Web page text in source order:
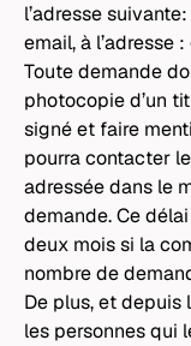
l’adresse
email, à l’adresse :
Toute demande
photocopie d’un
signé et faire
pourra contacter
adressée dans le
demande. Ce
deux mois si la
nombre de
De plus, et depuis
les personnes qui